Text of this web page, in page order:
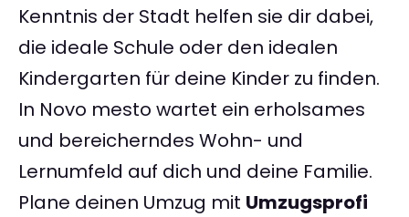
Kenntnis der Stadt helfen sie dir dabei,
die ideale Schule oder den idealen
Kindergarten für deine Kinder zu finden.
In Novo mesto wartet ein erholsames
und bereicherndes Wohn- und
Lernumfeld auf dich und deine Familie.
Plane deinen Umzug mit Umzugsprofi